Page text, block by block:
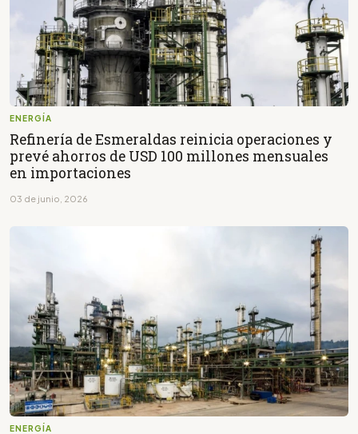
ENERGÍA
Refinería de Esmeraldas reinicia operaciones y
prevé ahorros de USD 100 millones mensuales
en importaciones
03 de junio, 2026
ENERGÍA